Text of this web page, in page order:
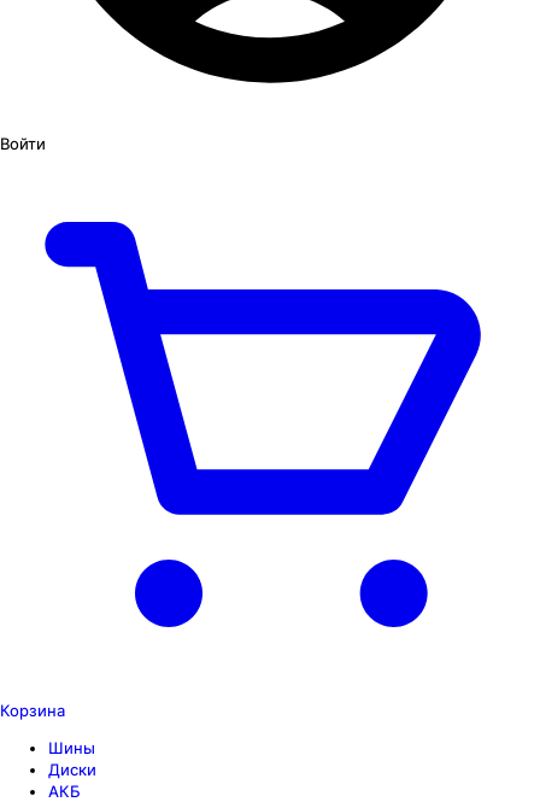
Войти
Корзина
Шины
Диски
АКБ